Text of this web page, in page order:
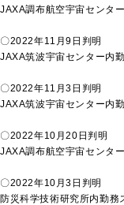
JAXA調布航空宇宙センタ
〇2022年11月9日判明
JAXA筑波宇宙センター内
〇2022年11月3日判明
JAXA筑波宇宙センター内
〇2022年10月20日判明
JAXA調布航空宇宙センタ
〇2022年10月3日判明
防災科学技術研究所内勤務